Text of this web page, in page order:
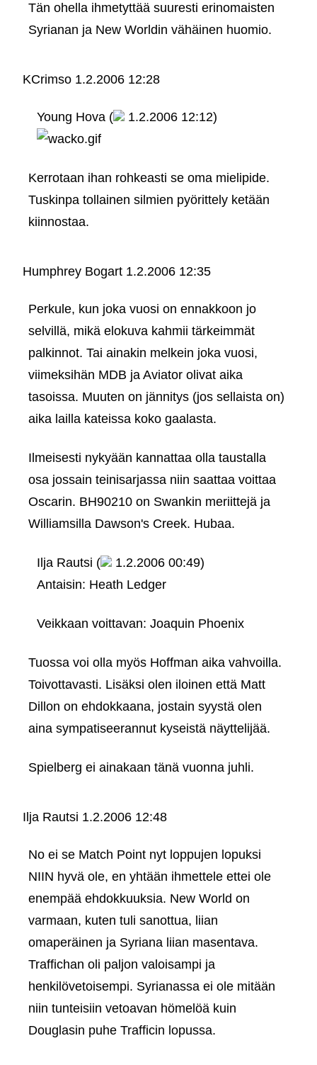
Tän ohella ihmetyttää suuresti erinomaisten
Syrianan ja New Worldin vähäinen huomio.
KCrimso 1.2.2006 12:28
Young Hova ( 1.2.2006 12:12)
Kerrotaan ihan rohkeasti se oma mielipide.
Tuskinpa tollainen silmien pyörittely ketään
kiinnostaa.
Humphrey Bogart 1.2.2006 12:35
Perkule, kun joka vuosi on ennakkoon jo
selvillä, mikä elokuva kahmii tärkeimmät
palkinnot. Tai ainakin melkein joka vuosi,
viimeksihän MDB ja Aviator olivat aika
tasoissa. Muuten on jännitys (jos sellaista on)
aika lailla kateissa koko gaalasta.
Ilmeisesti nykyään kannattaa olla taustalla
osa jossain teinisarjassa niin saattaa voittaa
Oscarin. BH90210 on Swankin meriittejä ja
Williamsilla Dawson's Creek. Hubaa.
Ilja Rautsi (
1.2.2006 00:49)
Antaisin: Heath Ledger
Veikkaan voittavan: Joaquin Phoenix
Tuossa voi olla myös Hoffman aika vahvoilla.
Toivottavasti. Lisäksi olen iloinen että Matt
Dillon on ehdokkaana, jostain syystä olen
aina sympatiseerannut kyseistä näyttelijää.
Spielberg ei ainakaan tänä vuonna juhli.
Ilja Rautsi 1.2.2006 12:48
No ei se Match Point nyt loppujen lopuksi
NIIN hyvä ole, en yhtään ihmettele ettei ole
enempää ehdokkuuksia. New World on
varmaan, kuten tuli sanottua, liian
omaperäinen ja Syriana liian masentava.
Traffichan oli paljon valoisampi ja
henkilövetoisempi. Syrianassa ei ole mitään
niin tunteisiin vetoavan hömelöä kuin
Douglasin puhe Trafficin lopussa.